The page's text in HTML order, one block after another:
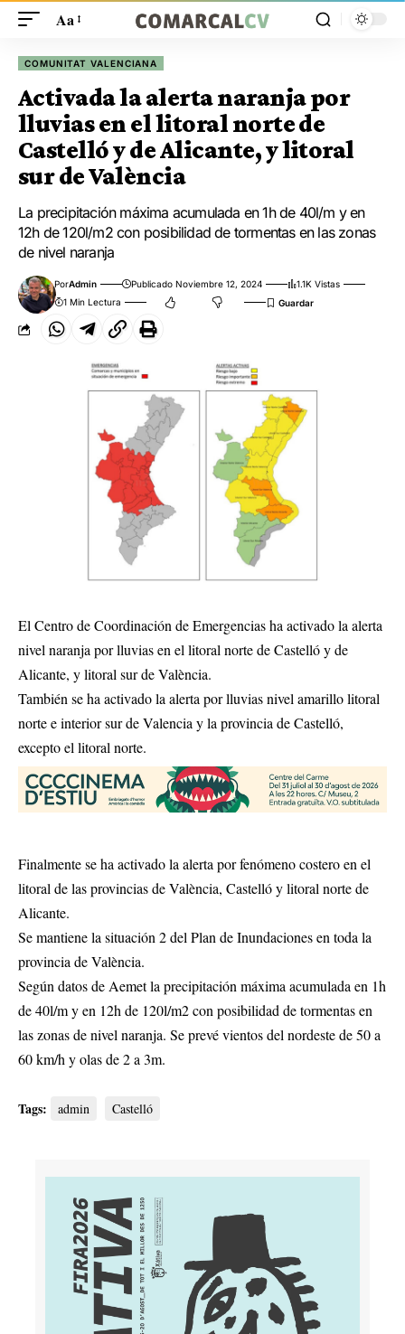
Aa
COMUNITAT VALENCIANA
Activada la alerta naranja por
lluvias en el litoral norte de
Castelló y de Alicante, y litoral
sur de València
La precipitación máxima acumulada en 1h de 40l/m y en
12h de 120l/m2 con posibilidad de tormentas en las zonas
de nivel naranja
PorAdmin Publicado Noviembre 12, 2024
1.1K Vistas
1 Min Lectura
El Centro de Coordinación de Emergencias ha activado la alerta
nivel naranja por lluvias en el litoral norte de Castelló y de
Alicante, y litoral sur de València.
También se ha activado la alerta por lluvias nivel amarillo litoral
norte e interior sur de Valencia y la provincia de Castelló,
excepto el litoral norte.
Finalmente se ha activado la alerta por fenómeno costero en el
litoral de las provincias de València, Castelló y litoral norte de
Alicante.
Se mantiene la situación 2 del Plan de Inundaciones en toda la
provincia de València.
Según datos de Aemet la precipitación máxima acumulada en 1h
de 40l/m y en 12h de 120l/m2 con posibilidad de tormentas en
las zonas de nivel naranja. Se prevé vientos del nordeste de 50 a
60 km/h y olas de 2 a 3m.
Tags: admin Castelló